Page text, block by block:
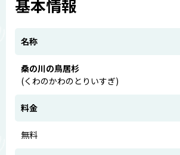
基本情報
名称
桑の川の鳥居杉
(くわのかわのとりいすぎ)
料金
無料